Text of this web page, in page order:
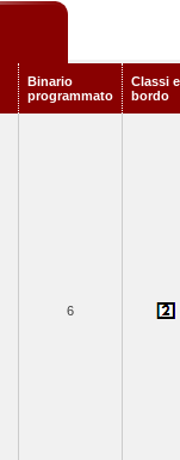
Binario
programmato
Classi
bordo
6